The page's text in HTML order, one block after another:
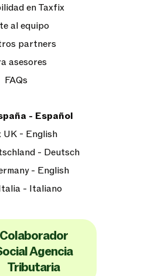
en Taxfix
al equipo
partners
asesores
FAQs
- Español
UK - English
- Deutsch
- English
- Italiano
Colaborador
Agencia
Tributaria